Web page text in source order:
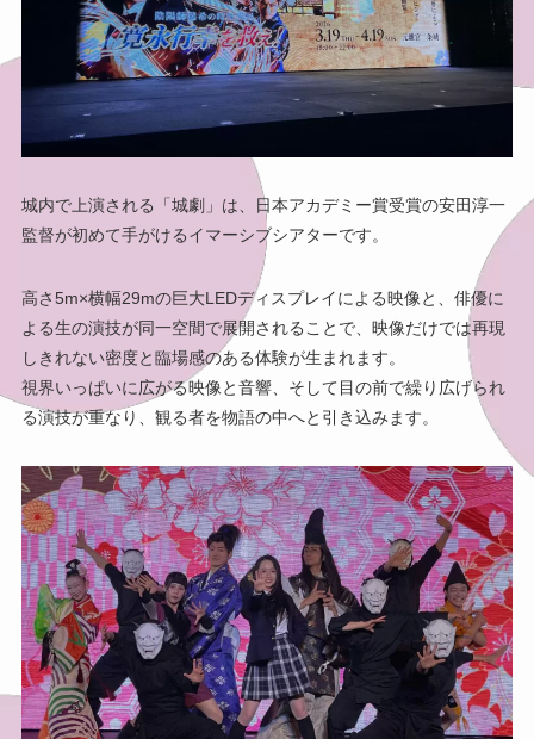
城内で上演される「城劇」は、日本アカデミー賞受賞の安田淳一
監督が初めて手がけるイマーシブシアターです。
高さ5m×横幅29mの巨大LEDディスプレイによる映像と、俳優に
よる生の演技が同一空間で展開されることで、映像だけでは再現
しきれない密度と臨場感のある体験が生まれます。
視界いっぱいに広がる映像と音響、そして目の前で繰り広げられ
る演技が重なり、観る者を物語の中へと引き込みます。